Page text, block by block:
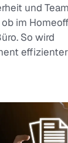
und
im
So wird
effizienter